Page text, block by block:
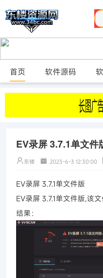
首页 软件源码
EV录屏 3.7.1单文件
东楼 2023-6-3 12:30:00
EV录屏 3.7.1单文件版
EV录屏 3.7.1单文件版,该
结果：